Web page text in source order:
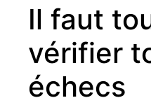
Il faut
vérifier
échecs